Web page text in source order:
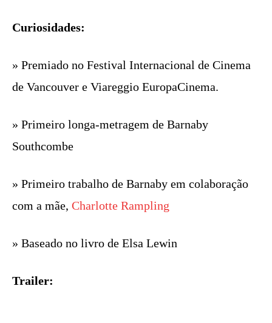
Curiosidades:
» Premiado no Festival Internacional de Cinema
de Vancouver e Viareggio EuropaCinema.
» Primeiro longa-metragem de Barnaby
Southcombe
» Primeiro trabalho de Barnaby em colaboração
com a mãe, Charlotte Rampling
» Baseado no livro de Elsa Lewin
Trailer: